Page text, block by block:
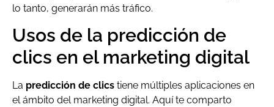
lo tanto, generarán más tráfico.
Usos de la predicción de
clics en el marketing digital
La predicción de clics tiene múltiples aplicaciones en
el ámbito del marketing digital. Aquí te comparto